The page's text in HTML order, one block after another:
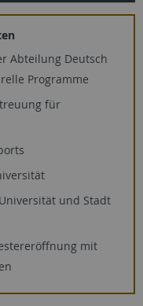
Abteilung Deutsch
Programme
für
und Stadt
mit